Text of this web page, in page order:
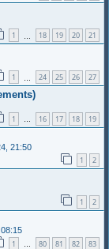
1 18 19 20 21
1 24 25 26 27
1 … 16 17 18 19
21:50
1 2
1 2
1 … 80 81 82 83